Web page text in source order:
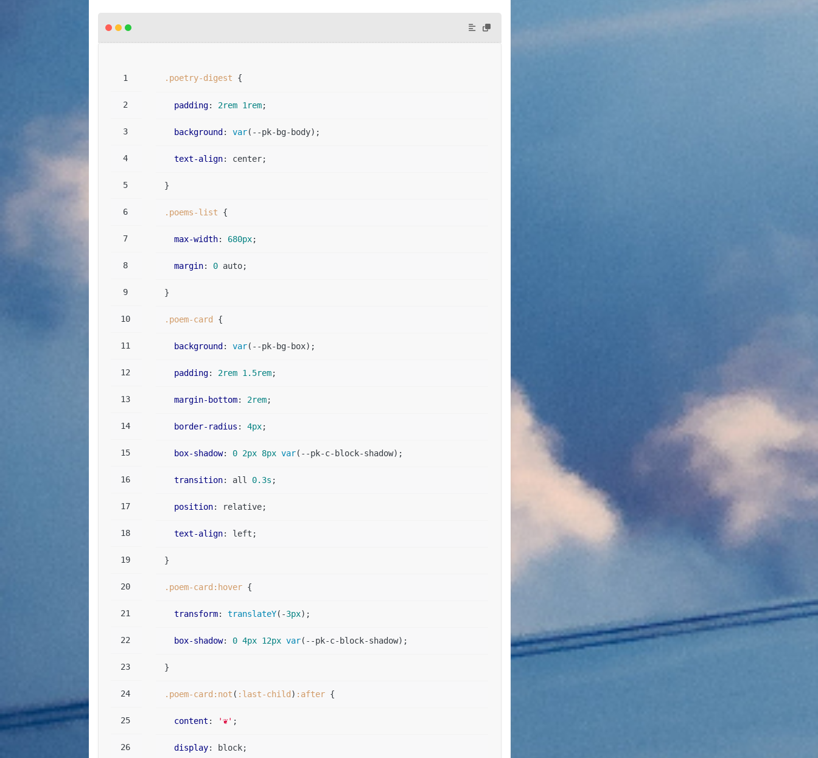
.poetry-digest {
padding: 2rem 1rem;
background : var(--pk-bg-body);
text-align: center;
}
.poems-list {
max-width: 680px;
margin: 0 auto;
}
.poem-card {
background : var(--pk-bg-box);
padding: 2rem 1.5rem;
margin-bottom: 2rem;
border-radius : 4px;
box-shadow: 0 2px 8px var(--pk-c-block-shadow);
transition: all 0.3s ;
position: relative;
text-align: left;
}
.poem-card :hover {
transform: translateY(-3px);
box-shadow: 0 4px 12px var(--pk-c-block-shadow);
}
.poem-card :not ( :last-child ) :after {
content : '❦' ;
display: block;